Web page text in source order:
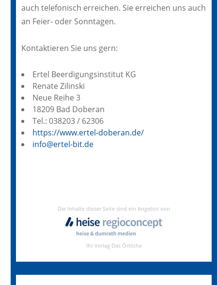
auch telefonisch erreichen. Sie erreichen uns auch
an Feier- oder Sonntagen.
Kontaktieren Sie uns gern:
Ertel Beerdigungsinstitut KG
Renate Zilinski
Neue Reihe 3
18209 Bad Doberan
Tel.: 038203 / 62306
https://www.ertel-doberan.de/
info@ertel-bit.de